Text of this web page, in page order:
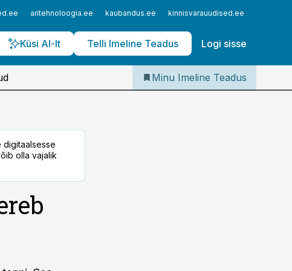
aritehnoloogia.ee kaubandus.ee kinnisvarauudised.ee
Küsi AI-lt Telli Imeline Teadus Logi sisse
Iseteenindus
Telli Imeline Teadus
Minu Imeline Teadus
digitaalsesse
olla vajalik